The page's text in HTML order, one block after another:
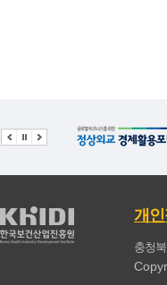
22 두부
24 맥주
25 김치,배추
개
충청